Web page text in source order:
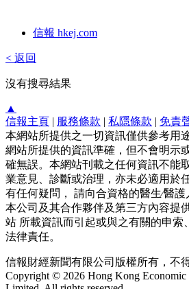
信報 hkej.com
< 返回
沒有搜尋結果
▲
信報主頁 | 服務條款 | 私隱條款 | 免責
本網站所提供之一切資訊僅供參考用
網站所提供的資訊準確，但不會明示
確無誤。本網站刊載之任何資訊不能
業意見、診斷或治理，亦未必適用於
有任何疑問， 請向合資格的醫生∕醫護
本公司及其合作夥伴及第三方內容提
站 所載資訊而引起或與之有關的申索
法律責任。
信報財經新聞有限公司版權所有，不
Copyright © 2026 Hong Kong Economic